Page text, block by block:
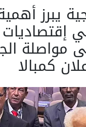
يبرز
إقتصاديات
مواصلة
كمبالا